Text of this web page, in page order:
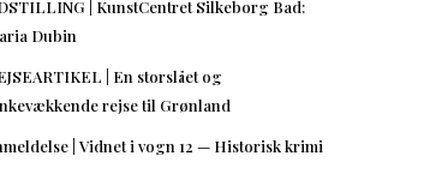
| KunstCentret Silkeborg Bad:
Dubin
| En storslået og
rejse til Grønland
| Vidnet i vogn 12 — Historisk krimi